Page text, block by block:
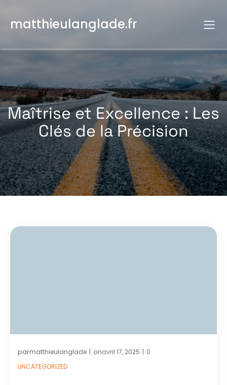
contenu
matthieulanglade.fr
Maîtrise et Excellence : Les
Clés de la Précision
parmatthieulanglade | onavril 17, 2025 | 0
UNCATEGORIZED